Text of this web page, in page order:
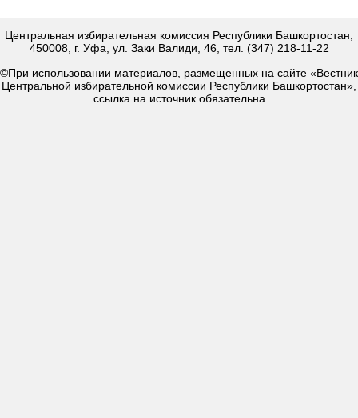
Центральная избирательная комиссия Республики Башкортостан,
450008, г. Уфа, ул. Заки Валиди, 46, тел. (347) 218-11-22
©При использовании материалов, размещенных на сайте «Вестник
Центральной избирательной комиссии Республики Башкортостан»,
ссылка на источник обязательна